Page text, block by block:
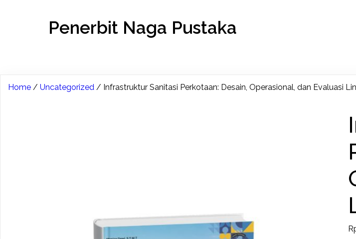
Penerbit Naga Pustaka
Home / Uncategorized / Infrastruktur Sanitasi Perkotaan: Desain, Operasional, dan Evaluasi